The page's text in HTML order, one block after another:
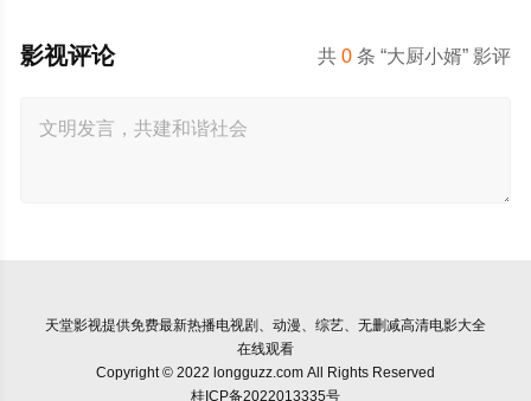
共0 条 “大厨小婿” 影评
影视评论
天堂影视提供免费最新热播电视剧、动漫、综艺、无删减高清电影大全
在线观看
Copyright © 2022 longguzz.com All Rights Reserved
桂ICP备2022013335号